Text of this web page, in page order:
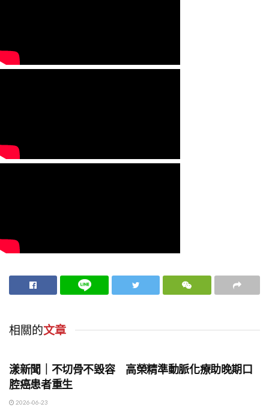
相關的文章
漾新聞｜不切骨不毀容 高榮精準動脈化療助晚期口
腔癌患者重生
2026-06-23